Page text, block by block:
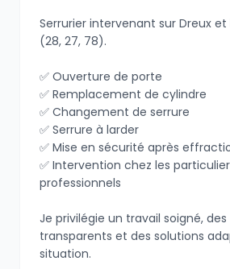
Serrurier intervenant sur Dreux
(28, 27, 78).
✅ Ouverture de porte
✅ Remplacement de cylindre
✅ Changement de serrure
✅ Serrure à larder
✅ Mise en sécurité après
✅ Intervention chez les
professionnels
Je privilégie un travail soigné,
transparents et des solutions
situation.